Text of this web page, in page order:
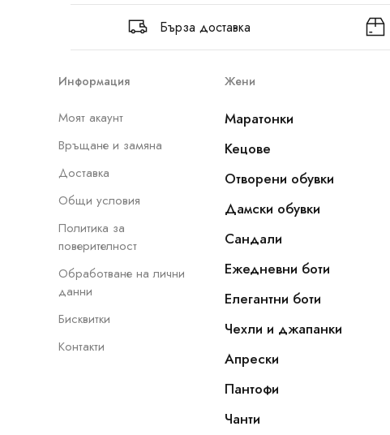
Бърза доставка
Информация
Моят акаунт
Връщане и замяна
Доставка
Общи условия
Политика за
поверителност
Обработване на лични
данни
Бисквитки
Контакти
Жени
Маратонки
Кецове
Отворени обувки
Дамски обувки
Сандали
Ежедневни боти
Елегантни боти
Чехли и джапанки
Апрески
Пантофи
Чанти